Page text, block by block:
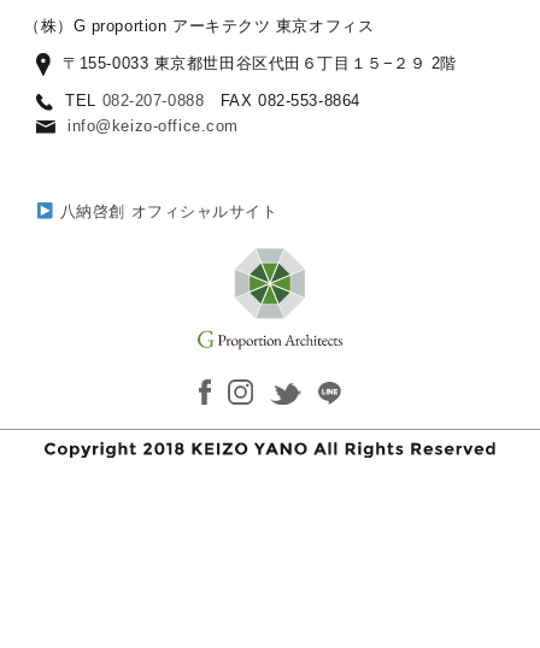
（株）G proportion アーキテクツ 東京オフィス
〒155-0033 東京都世田谷区代田６丁目１５−２９ 2階
TEL 082-207-0888 FAX 082-553-8864
info@keizo-office.com
八納啓創 オフィシャルサイト